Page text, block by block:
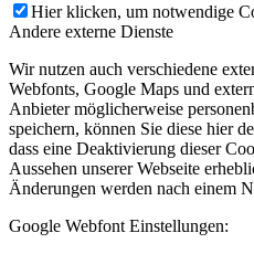
Hier klicken, um notwendige
Andere externe Dienste
Wir nutzen auch verschiedene
Webfonts, Google Maps und
Anbieter möglicherweise
speichern, können Sie diese hier
dass eine Deaktivierung dieser
Aussehen unserer Webseite
Änderungen werden nach einem
Google Webfont Einstellungen: